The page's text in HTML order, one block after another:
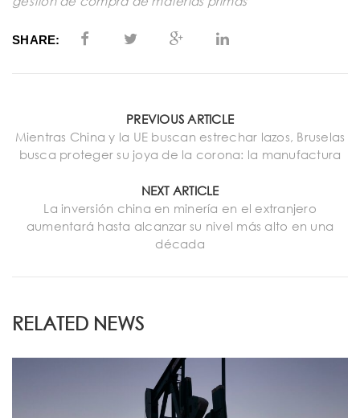
SHARE:
PREVIOUS ARTICLE
Mientras China y la UE buscan estrechar lazos, Bruselas
busca proteger su joya de la corona: la manufactura
NEXT ARTICLE
La inversión china en minería en el extranjero
aumentará hasta alcanzar su nivel más alto en una
década
RELATED NEWS